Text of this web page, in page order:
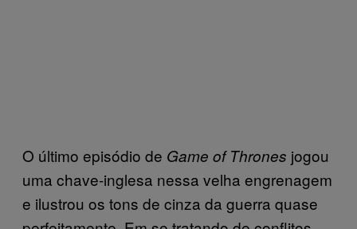
O último episódio de Game of Thrones jogou
uma chave-inglesa nessa velha engrenagem
e ilustrou os tons de cinza da guerra quase